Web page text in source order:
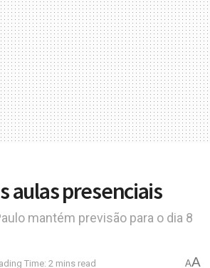
aulas presenciais
mantém previsão para o dia 8
Time: 2 mins read AA